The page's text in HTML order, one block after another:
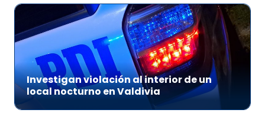
Investigan violación al interior de un
local nocturno en Valdivia